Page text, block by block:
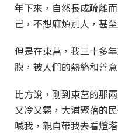
年下來，自然長成疏離
己，不想麻煩別人，甚
但是在東莒，我三十多
膜，被人們的熱絡和善
比方說，剛到東莒的那
又冷又霧，大浦聚落的
喊我，親自帶我去看燈